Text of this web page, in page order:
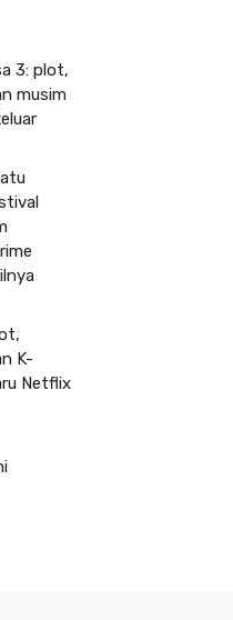
3: plot,
musim
K-
Netflix